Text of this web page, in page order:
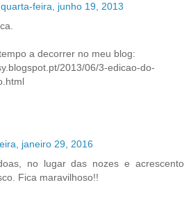
quarta-feira, junho 19, 2013
a decorrer no meu blog:
2013/06/3-edicao-do-
janeiro 29, 2016
no lugar das nozes e acrescento
Fica maravilhoso!!